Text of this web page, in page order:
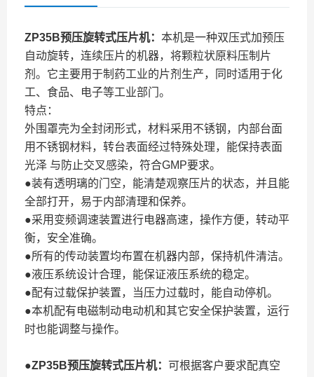
ZP35B预压旋转式压片机： 本机是一种双压式加预压
自动旋转，连续压片的机器，将颗粒状原料压制片
剂。它主要用于制药工业的片剂生产，同时适用于化
工、食品、电子等工业部门。
特点：
外围罩壳为全封闭形式，材料采用不锈钢，内部台面
用不锈钢材料，转台表面经过特殊处理，能保持表面
光泽 与防止交叉感染，符合GMP要求。
●装有透明璃的门空，能清楚观察压片的状态，并且能
全部打开，易于内部清理和保养。
●采用变频调速装置进行电器高速，操作方便，转动平
衡，安全准确。
●所有的传动装置均布置在机器内部，保持机件清洁。
●液压系统设计合理，能保证液压系统的稳定。
●配有过载保护装置，当压力过载时，能自动停机。
●本机配有电磁制动电动机和其它安全保护装置，运行
时也能调整与操作。
●ZP35B预压旋转式压片机： 可根据客户要求配真空